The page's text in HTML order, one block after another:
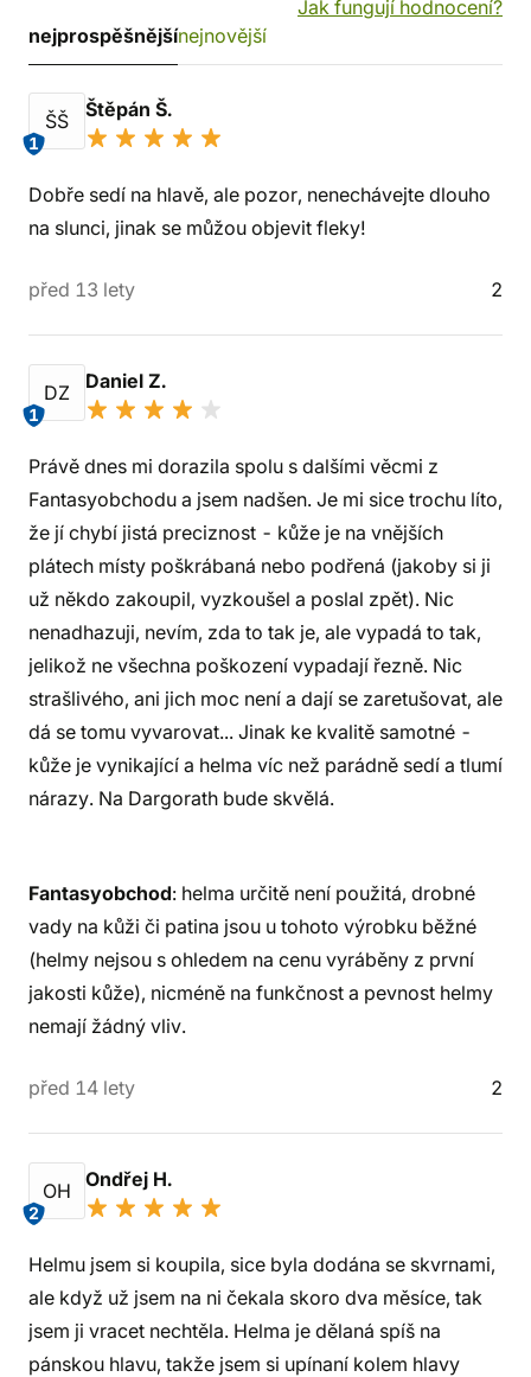
Jak fungují hodnocení?
nejprospěšnějšínejnovější
ŠŠ
1
Štěpán Š.
Dobře sedí na hlavě, ale pozor, nenechávejte dlouho
na slunci, jinak se můžou objevit fleky!
před 13 lety 2
DZ
1
Daniel Z.
Právě dnes mi dorazila spolu s dalšími věcmi z
Fantasyobchodu a jsem nadšen. Je mi sice trochu líto,
že jí chybí jistá preciznost - kůže je na vnějších
plátech místy poškrábaná nebo podřená (jakoby si ji
už někdo zakoupil, vyzkoušel a poslal zpět). Nic
nenadhazuji, nevím, zda to tak je, ale vypadá to tak,
jelikož ne všechna poškození vypadají řezně. Nic
strašlivého, ani jich moc není a dají se zaretušovat, ale
dá se tomu vyvarovat... Jinak ke kvalitě samotné -
kůže je vynikající a helma víc než parádně sedí a tlumí
nárazy. Na Dargorath bude skvělá.
Fantasyobchod: helma určitě není použitá, drobné
vady na kůži či patina jsou u tohoto výrobku běžné
(helmy nejsou s ohledem na cenu vyráběny z první
jakosti kůže), nicméně na funkčnost a pevnost helmy
nemají žádný vliv.
před 14 lety 2
OH
2
Ondřej H.
Helmu jsem si koupila, sice byla dodána se skvrnami,
ale když už jsem na ni čekala skoro dva měsíce, tak
jsem ji vracet nechtěla. Helma je dělaná spíš na
pánskou hlavu, takže jsem si upínaní kolem hlavy